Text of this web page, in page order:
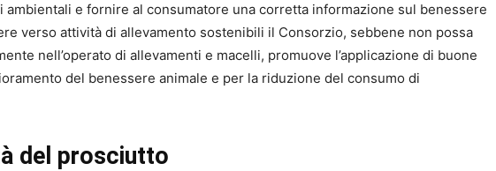
ambientali e fornire al consumatore una corretta informazione sul benessere
verso attività di allevamento sostenibili il Consorzio, sebbene non possa
nell’operato di allevamenti e macelli, promuove l’applicazione di buone
del benessere animale e per la riduzione del consumo di
del prosciutto